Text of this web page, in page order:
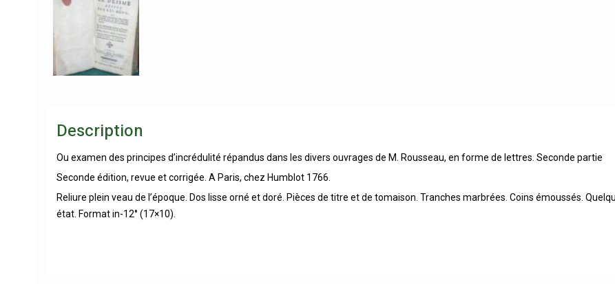
Description
Ou examen des principes d’incrédulité répandus dans les divers ouvrages de M. Rousseau, en forme de lettres. Seconde partie
Seconde édition, revue et corrigée. A Paris, chez Humblot 1766.
Reliure plein veau de l’époque. Dos lisse orné et doré. Pièces de titre et de tomaison. Tranches marbrées. Coins émoussés.
état. Format in-12° (17×10).